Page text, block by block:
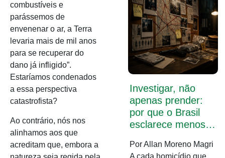
combustíveis e
parássemos de
envenenar o ar, a Terra
levaria mais de mil anos
para se recuperar do
dano já infligido”.
Estaríamos condenados
a essa perspectiva
catastrofista?
Ao contrário, nós nos
alinhamos aos que
acreditam que, embora a
Investigar, não
apenas prender:
por que o Brasil
esclarece menos…
Por Allan Moreno Magri
A cada homicídio que